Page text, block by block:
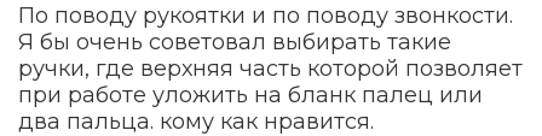
По поводу рукоятки и по поводу звонкости.
Я бы очень советовал выбирать такие
ручки, где верхняя часть которой позволяет
при работе уложить на бланк палец или
два пальца. кому как нравится.